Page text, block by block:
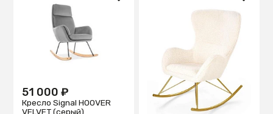
51 000 ₽
Кресло Signal HOOVER
VELVET (серый)